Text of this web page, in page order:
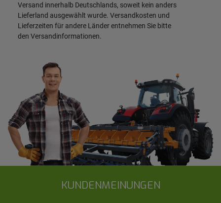
Versand innerhalb Deutschlands, soweit kein anders
Lieferland ausgewählt wurde. Versandkosten und
Lieferzeiten für andere Länder entnehmen Sie bitte
den Versandinformationen.
KUNDENMEINUNGEN